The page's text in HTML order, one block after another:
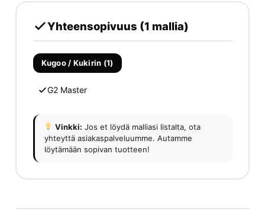
Yhteensopivuus (1 mallia)
Kugoo / Kukirin (1)
G2 Master
Vinkki: Jos et löydä malliasi listalta, ota
yhteyttä asiakaspalveluumme. Autamme
löytämään sopivan tuotteen!